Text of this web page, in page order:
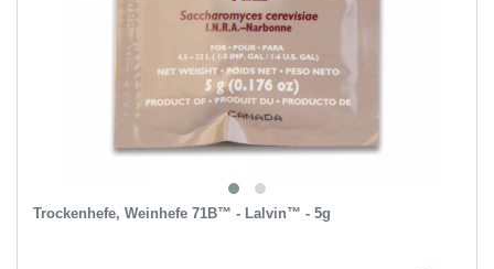
Trockenhefe, Weinhefe 71B™ - Lalvin™ - 5g